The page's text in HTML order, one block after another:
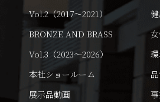
Vol.2（2017～2021）
BRONZE AND BRASS
Vol.3（2023～2026）
本社ショールーム
展示品動画